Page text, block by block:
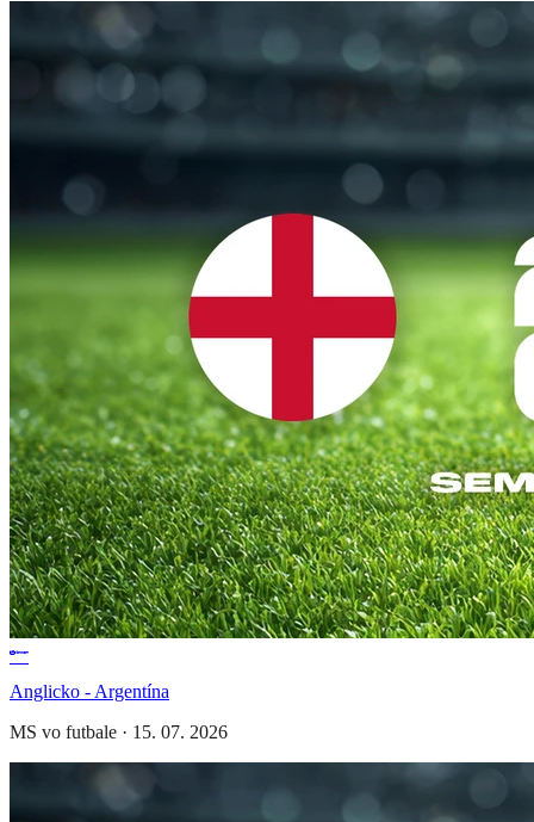
Anglicko - Argentína
MS vo futbale · 15. 07. 2026